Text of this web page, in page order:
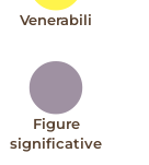
Venerabili
Figure
significative